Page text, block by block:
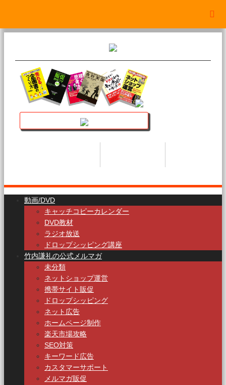
動画/DVD
キャッチコピーカレンダー
DVD教材
ラジオ放送
ドロップシッピング講座
竹内謙礼の公式メルマガ
未分類
ネットショップ運営
携帯サイト販促
ドロップシッピング
ネット広告
ホームページ制作
楽天市場攻略
SEO対策
キーワード広告
カスタマーサポート
メルマガ販促